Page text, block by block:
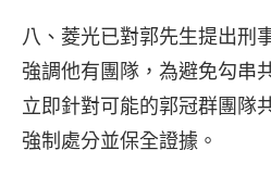
八、菱光已對郭先生提出刑
強調他有團隊，為避免勾串
立即針對可能的郭冠群團隊
強制處分並保全證據。